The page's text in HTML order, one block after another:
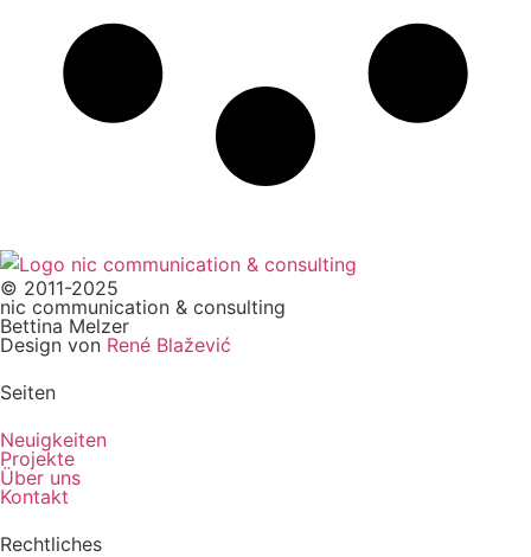
© 2011-2025
nic communication & consulting
Bettina Melzer
Design von René Blažević
Seiten
Neuigkeiten
Projekte
Über uns
Kontakt
Rechtliches